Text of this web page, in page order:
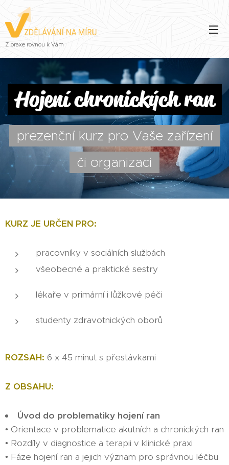
Z praxe rovnou k Vám
Hojení chronických ran
prezenční kurz pro Vaše zařízení
či organizaci
KURZ JE URČEN PRO:
pracovníky v sociálních službách
všeobecné a praktické sestry
lékaře v primární i lůžkové péči
studenty zdravotnických oborů
ROZSAH: 6 x 45 minut s přestávkami
Z OBSAHU:
Úvod do problematiky hojení ran
• Orientace v problematice akutních a chronických ran
• Rozdíly v diagnostice a terapii v klinické praxi
• Fáze hojení ran a jejich význam pro správnou léčbu